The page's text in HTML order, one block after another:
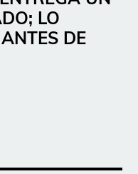
LO
DE